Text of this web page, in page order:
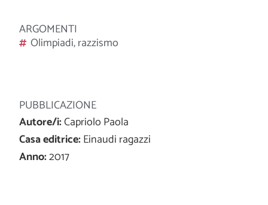
PUBBLICAZIONE
Autore/i:Capriolo Paola
Casa editrice:Einaudi ragazzi
Anno:2017
ARGOMENTI
Olimpiadi,razzismo